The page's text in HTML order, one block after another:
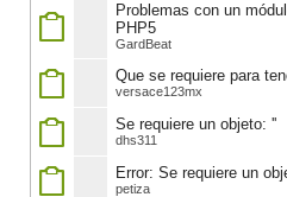
Problemas con un
PHP5
GardBeat
Que se requiere para
versace123mx
Se requiere un objeto: ''
dhs311
Error: Se requiere un
petiza